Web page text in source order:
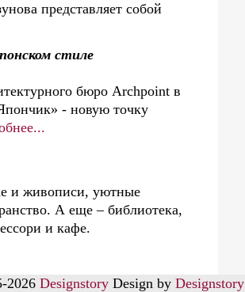
представляет собой
стиле
бюро Archpoint в
- новую точку
и живописи, уютные
А еще – библиотека,
и кафе.
2026 Designstory Design by Designstory